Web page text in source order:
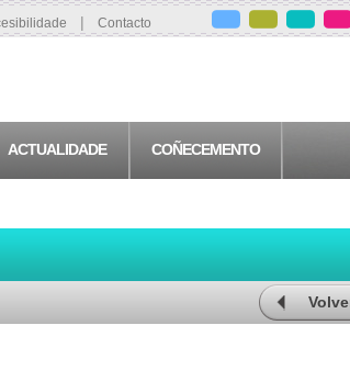
| Contacto
ACTUALIDADE COÑECEMENTO